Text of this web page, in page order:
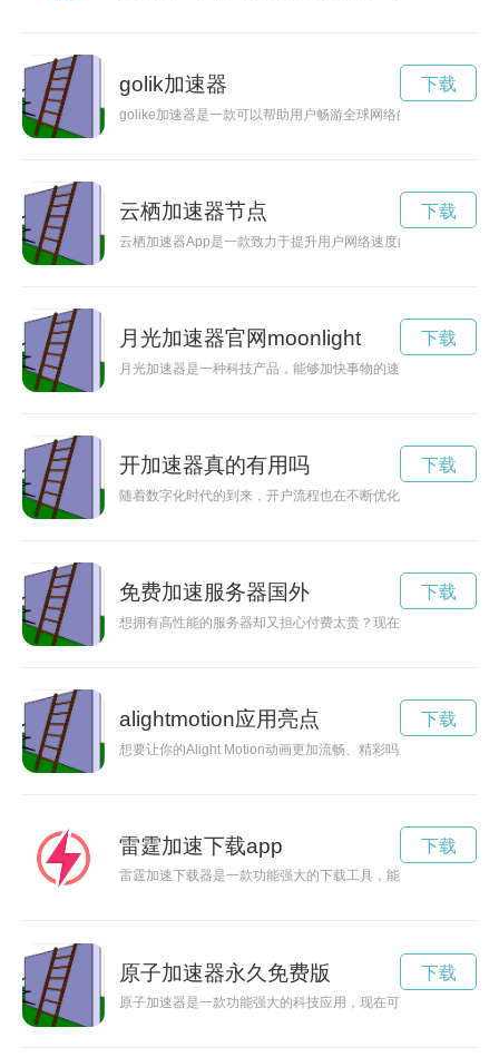
golik加速器
golike加速器是一款可以帮助用户畅游全球网络的加速器工具
下载
云栖加速器节点
云栖加速器App是一款致力于提升用户网络速度的科技产品，
下载
月光加速器官网moonlight
月光加速器是一种科技产品，能够加快事物的速度，并且具有神
下载
开加速器真的有用吗
随着数字化时代的到来，开户流程也在不断优化，开户加速器
下载
免费加速服务器国外
想拥有高性能的服务器却又担心付费太贵？现在有机会免费试
下载
alightmotion应用亮点
想要让你的Alight Motion动画更加流畅、精彩吗？现在有了免费
下载
雷霆加速下载app
雷霆加速下载器是一款功能强大的下载工具，能够帮助用户快
下载
原子加速器永久免费版
原子加速器是一款功能强大的科技应用，现在可以免费下载体
下载